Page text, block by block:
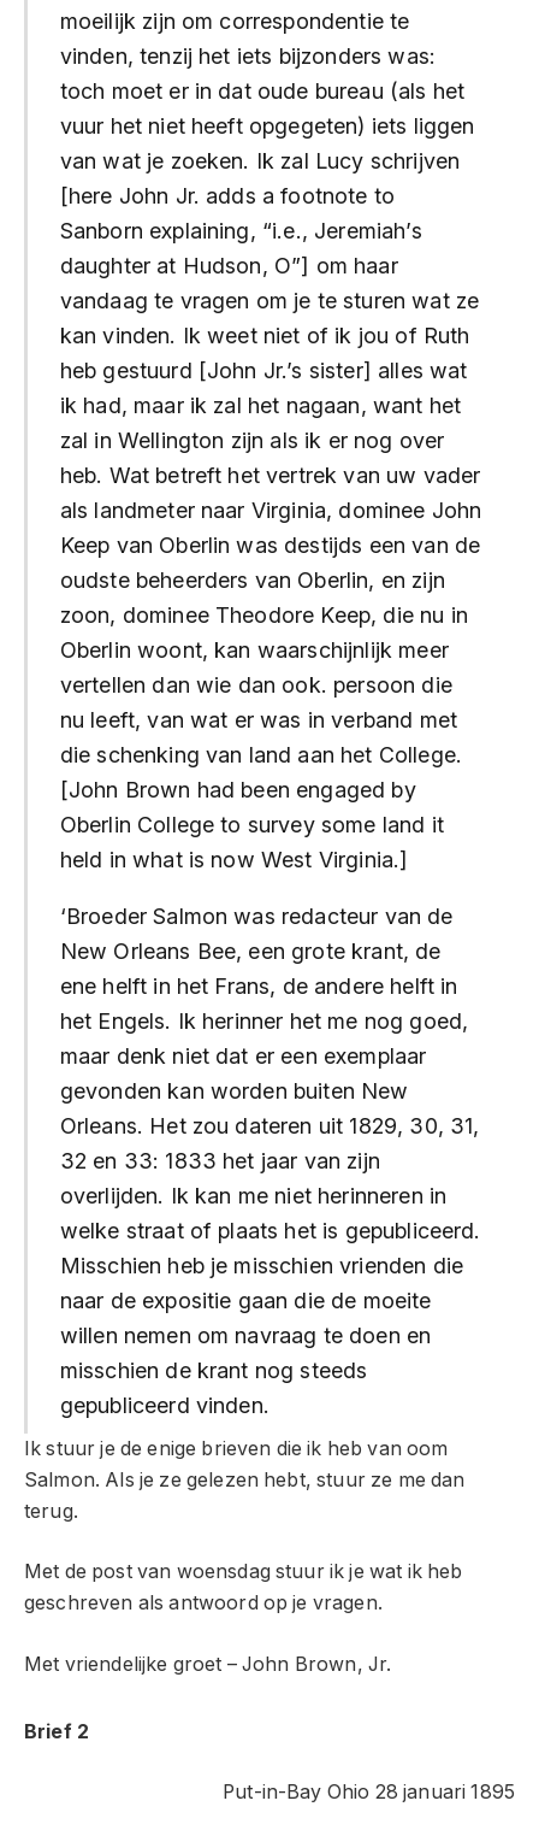
moeilijk zijn om correspondentie te
vinden, tenzij het iets bijzonders was:
toch moet er in dat oude bureau (als het
vuur het niet heeft opgegeten) iets liggen
van wat je zoeken. Ik zal Lucy schrijven
[here John Jr. adds a footnote to
Sanborn explaining, “i.e., Jeremiah’s
daughter at Hudson, O”] om haar
vandaag te vragen om je te sturen wat ze
kan vinden. Ik weet niet of ik jou of Ruth
heb gestuurd [John Jr.’s sister] alles wat
ik had, maar ik zal het nagaan, want het
zal in Wellington zijn als ik er nog over
heb. Wat betreft het vertrek van uw vader
als landmeter naar Virginia, dominee John
Keep van Oberlin was destijds een van de
oudste beheerders van Oberlin, en zijn
zoon, dominee Theodore Keep, die nu in
Oberlin woont, kan waarschijnlijk meer
vertellen dan wie dan ook. persoon die
nu leeft, van wat er was in verband met
die schenking van land aan het College.
[John Brown had been engaged by
Oberlin College to survey some land it
held in what is now West Virginia.]
‘Broeder Salmon was redacteur van de
New Orleans Bee, een grote krant, de
ene helft in het Frans, de andere helft in
het Engels. Ik herinner het me nog goed,
maar denk niet dat er een exemplaar
gevonden kan worden buiten New
Orleans. Het zou dateren uit 1829, 30, 31,
32 en 33: 1833 het jaar van zijn
overlijden. Ik kan me niet herinneren in
welke straat of plaats het is gepubliceerd.
Misschien heb je misschien vrienden die
naar de expositie gaan die de moeite
willen nemen om navraag te doen en
misschien de krant nog steeds
gepubliceerd vinden.
Ik stuur je de enige brieven die ik heb van oom
Salmon. Als je ze gelezen hebt, stuur ze me dan
terug.
Met de post van woensdag stuur ik je wat ik heb
geschreven als antwoord op je vragen.
Met vriendelijke groet – John Brown, Jr.
Brief 2
Put-in-Bay Ohio 28 januari 1895